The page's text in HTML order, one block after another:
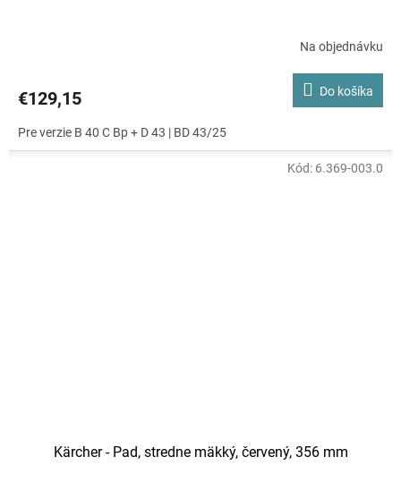
Na objednávku
€129,15 Do košíka
Pre verzie B 40 C Bp + D 43 | BD 43/25
Kärcher - Pad, stredne mäkký, červený, 356 mm
Kód: 6.369-003.0